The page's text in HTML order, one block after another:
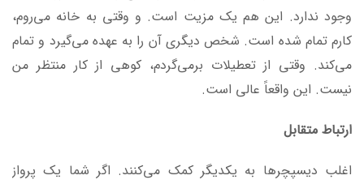
وجود ندارد. این هم یک مزیت است. و وقتی به خانه می‌روم،
کارم تمام شده است. شخص دیگری آن را به عهده می‌گیرد و تمام
می‌کند. وقتی از تعطیلات برمی‌گردم، کوهی از کار منتظر من
نیست. این واقعاً عالی است.
ارتباط متقابل
اغلب دیسپچر‌ها به یکدیگر کمک می‌کنند. اگر شما یک پرواز